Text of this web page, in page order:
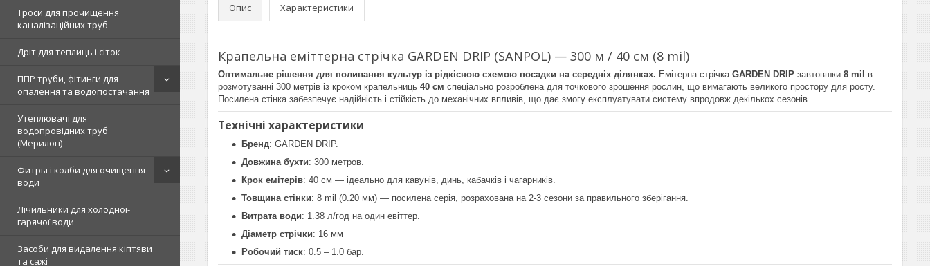
Троси для прочищення
каналізаційних труб
Дріт для теплиць і сіток
ППР труби, фітинги для
опалення та водопостачання
Утеплювачі для
водопровідних труб
(Мерилон)
Фитры і колби для очищення
води
Лічильники для холодної-
гарячої води
Засоби для видалення кіптяви
та сажі
Опис Характеристики
Крапельна еміттерна стрічка GARDEN DRIP (SANPOL) — 300 м / 40 см (8 mil)
Оптимальне рішення для поливання культур із рідкісною схемою посадки на середніх ділянках. Емітерна стрічка GARDEN DRIP завтовшки 8 mil
в
розмотуванні 300 метрів із кроком крапельниць 40 см спеціально розроблена для точкового зрошення рослин, що вимагають великого простору для росту.
Посилена стінка забезпечує надійність і стійкість до механічних впливів, що дає змогу експлуатувати систему впродовж декількох сезонів.
Технічні характеристики
Бренд: GARDEN DRIP.
Довжина бухти: 300 метров.
Крок емітерів: 40 см — ідеально для кавунів, динь, кабачків і чагарників.
Товщина стінки: 8 mil (0.20 мм) — посилена серія, розрахована на 2-3 сезони за правильного зберігання.
Витрата води: 1.38 л/год на один евіттер.
Діаметр стрічки: 16 мм
Робочий тиск: 0.5 – 1.0 бар.